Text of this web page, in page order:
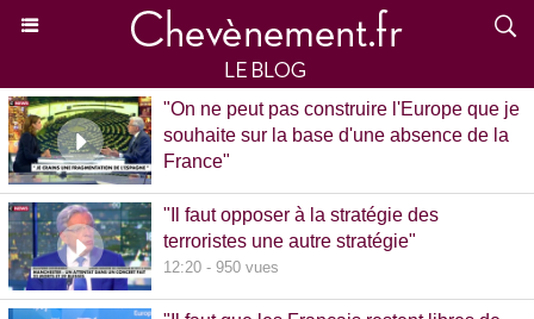
"On ne peut pas construire l'Europe que je
souhaite sur la base d'une absence de la
France"
"Il faut opposer à la stratégie des
terroristes une autre stratégie"
12:20 - 950 vues